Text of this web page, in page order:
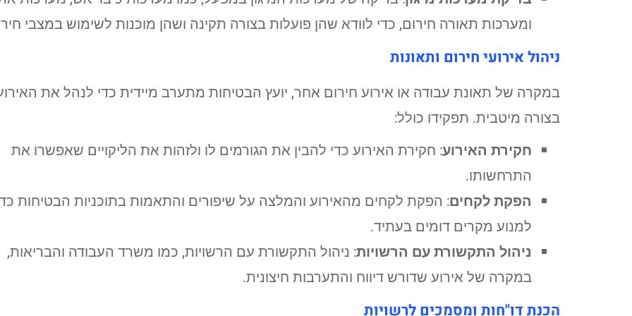
ומערכות תאורה חירום, כדי לוודא שהן פועלות בצורה תקינה ושהן מוכנות לשימוש במצבי
ניהול אירועי חירום ותאונות
במקרה של תאונת עבודה או אירוע חירום אחר, יועץ הבטיחות מתערב מיידית כדי לנהל את
בצורה מיטבית. תפקידו כולל:
חקירת האירוע: חקירת האירוע כדי להבין את הגורמים לו ולזהות את הליקויים שאפשרו את
התרחשותו.
הפקת לקחים: הפקת לקחים מהאירוע והמלצה על שיפורים והתאמות בתוכניות הבטיחות
למנוע מקרים דומים בעתיד.
ניהול התקשורת עם הרשויות: ניהול התקשורת עם הרשויות, כמו משרד העבודה והבריאות,
במקרה של אירוע שדורש דיווח והתערבות חיצונית.
הכנת דו"חות ומסמכים לרשויות